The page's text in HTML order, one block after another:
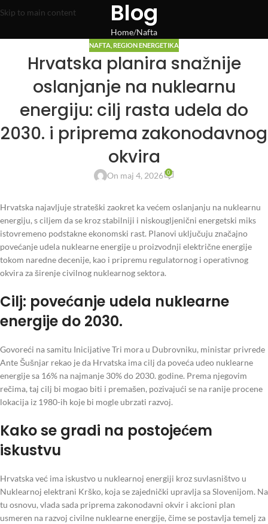
Skip to main content Blog
Home Nafta
NAFTA REGION ENERGETIKA
Hrvatska planira snažnije
oslanjanje na nuklearnu
energiju: cilj rasta udela do
2030. i priprema zakonodavnog
okvira
On maj 4, 2026 0
Hrvatska najavljuje strateški zaokret ka većem oslanjanju na nuklearnu
energiju, s ciljem da se kroz stabilniji i niskougljenični energetski miks
istovremeno podstakne ekonomski rast. Planovi uključuju značajno
povećanje udela nuklearne energije u proizvodnji električne energije
tokom naredne decenije, kao i pripremu regulatornog i operativnog
okvira za širenje civilnog nuklearnog sektora.
Cilj: povećanje udela nuklearne
energije do 2030.
Govoreći na samitu Inicijative Tri mora u Dubrovniku, ministar privrede
Ante Šušnjar rekao je da Hrvatska ima cilj da poveća udeo nuklearne
energije sa 16% na najmanje 30% do 2030. godine. Prema njegovim
rečima, taj cilj bi mogao biti i premašen, pozivajući se na ranije procene
lokacija iz 1980-ih koje bi mogle ubrzati razvoj.
Kako se gradi na postojećem
iskustvu
Hrvatska već ima iskustvo u nuklearnoj energiji kroz suvlasništvo u
Nuklearnoj elektrani Krško, koja se zajednički upravlja sa Slovenijom. Na
tu osnovu, vlada sada priprema zakonodavni okvir i akcioni plan
usmeren na razvoj civilne nuklearne energije, čime se postavlja temelj za